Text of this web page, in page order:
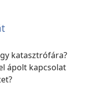
katasztrófára?
ápolt kapcsolat